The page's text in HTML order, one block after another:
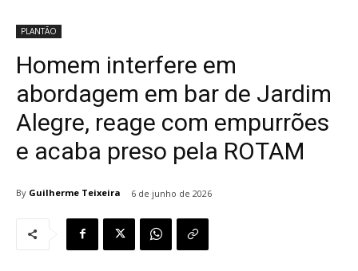
PLANTÃO
Homem interfere em
abordagem em bar de Jardim
Alegre, reage com empurrões
e acaba preso pela ROTAM
By Guilherme Teixeira 6 de junho de 2026